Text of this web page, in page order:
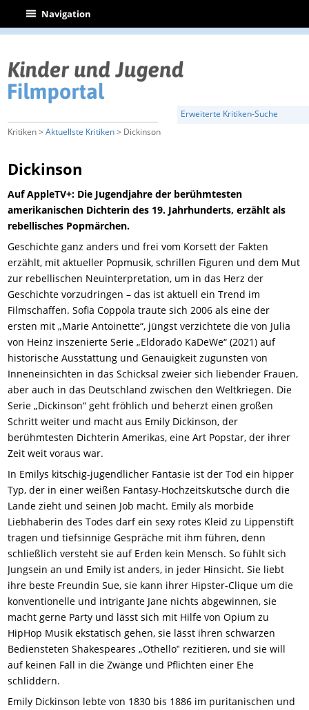
| Navigation
Erweiterte Kritiken-Suche
Kritiken >Aktuellste Kritiken> Dickinson
Dickinson
Auf AppleTV+: Die Jugendjahre der berühmtesten
amerikanischen Dichterin des 19. Jahrhunderts, erzählt als
rebellisches Popmärchen.
Geschichte ganz anders und frei vom Korsett der Fakten
erzählt, mit aktueller Popmusik, schrillen Figuren und dem Mut
zur rebellischen Neuinterpretation, um in das Herz der
Geschichte vorzudringen – das ist aktuell ein Trend im
Filmschaffen. Sofia Coppola traute sich 2006 als eine der
ersten mit „Marie Antoinette“, jüngst verzichtete die von Julia
von Heinz inszenierte Serie „Eldorado KaDeWe“ (2021) auf
historische Ausstattung und Genauigkeit zugunsten von
Inneneinsichten in das Schicksal zweier sich liebender Frauen,
aber auch in das Deutschland zwischen den Weltkriegen. Die
Serie „Dickinson“ geht fröhlich und beherzt einen großen
Schritt weiter und macht aus Emily Dickinson, der
berühmtesten Dichterin Amerikas, eine Art Popstar, der ihrer
Zeit weit voraus war.
In Emilys kitschig-jugendlicher Fantasie ist der Tod ein hipper
Typ, der in einer weißen Fantasy-Hochzeitskutsche durch die
Lande zieht und seinen Job macht. Emily als morbide
Liebhaberin des Todes darf ein sexy rotes Kleid zu Lippenstift
tragen und tiefsinnige Gespräche mit ihm führen, denn
schließlich versteht sie auf Erden kein Mensch. So fühlt sich
Jungsein an und Emily ist anders, in jeder Hinsicht. Sie liebt
ihre beste Freundin Sue, sie kann ihrer Hipster-Clique um die
konventionelle und intrigante Jane nichts abgewinnen, sie
macht gerne Party und lässt sich mit Hilfe von Opium zu
HipHop Musik ekstatisch gehen, sie lässt ihren schwarzen
Bediensteten Shakespeares „Othello‟ rezitieren, und sie will
auf keinen Fall in die Zwänge und Pflichten einer Ehe
schliddern.
Emily Dickinson lebte von 1830 bis 1886 im puritanischen und